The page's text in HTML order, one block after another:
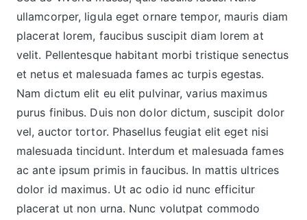
ullamcorper, ligula eget ornare tempor, mauris diam
placerat lorem, faucibus suscipit diam lorem at
velit. Pellentesque habitant morbi tristique senectus
et netus et malesuada fames ac turpis egestas.
Nam dictum elit eu elit pulvinar, varius maximus
purus finibus. Duis non dolor dictum, suscipit dolor
vel, auctor tortor. Phasellus feugiat elit eget nisi
malesuada tincidunt. Interdum et malesuada fames
ac ante ipsum primis in faucibus. In mattis ultrices
dolor id maximus. Ut ac odio id nunc efficitur
placerat ut non urna. Nunc volutpat commodo